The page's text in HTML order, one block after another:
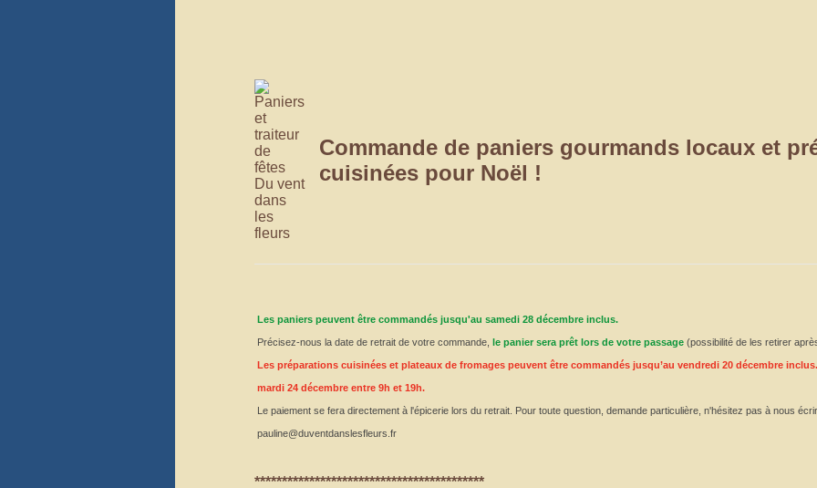
Commande de paniers gourmands locaux et
cuisinées pour Noël !
Les paniers peuvent être commandés jusqu'au samedi 28 décembre inclus.
Précisez-nous la date de retrait de votre commande, le panier sera prêt lors de votre passage (possibilité de les retirer
Les préparations cuisinées et plateaux de fromages peuvent être commandés jusqu’au vendredi 20 décembre inclus.
mardi 24 décembre entre 9h et 19h.
Le paiement se fera directement à l'épicerie lors du retrait. Pour toute question, demande particulière, n'hésitez pas à nous
pauline@duventdanslesfleurs.fr
******************************************